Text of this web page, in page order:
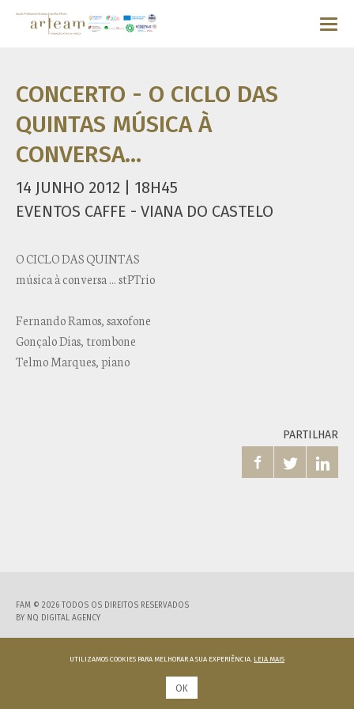
CONCERTO - O CICLO DAS
QUINTAS MÚSICA À
CONVERSA...
14 JUNHO 2012 | 18H45
EVENTOS CAFFE - VIANA DO CASTELO
O CICLO DAS QUINTAS
música à conversa ... stPTrio
Fernando Ramos, saxofone
Gonçalo Dias, trombone
Telmo Marques, piano
PARTILHAR
  
FAM © 2026 TODOS OS DIREITOS RESERVADOS
BY NQ DIGITAL AGENCY
UTILIZAMOS COOKIES PARA MELHORAR A SUA EXPERIÊNCIA. LEIA MAIS
OK